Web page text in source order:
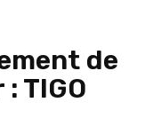
de
TIGO